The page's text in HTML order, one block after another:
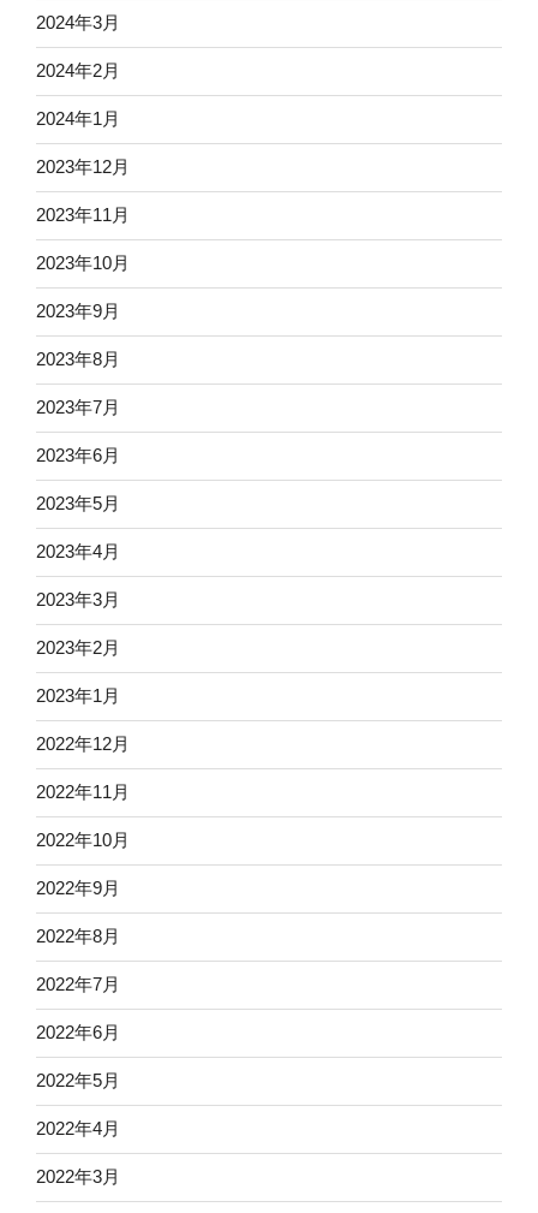
2024年3月
2024年2月
2024年1月
2023年12月
2023年11月
2023年10月
2023年9月
2023年8月
2023年7月
2023年6月
2023年5月
2023年4月
2023年3月
2023年2月
2023年1月
2022年12月
2022年11月
2022年10月
2022年9月
2022年8月
2022年7月
2022年6月
2022年5月
2022年4月
2022年3月